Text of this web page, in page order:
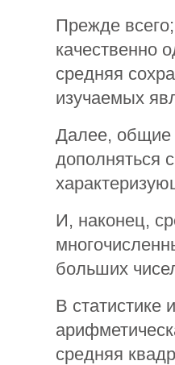
Прежде
качественно
средняя
изучаемых
Далее, общие
дополняться
И, наконец,
больших
В статистике
средняя